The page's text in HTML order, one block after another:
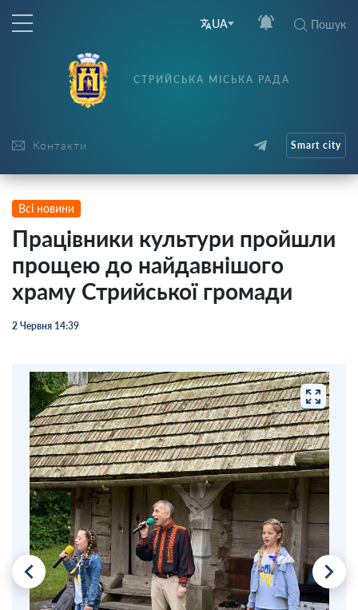
UA Пошук
Контакти
СТРИЙСЬКА МІСЬКА РАДА
Smart city
Всі новини
Працівники культури пройшли
прощею до найдавнішого
храму Стрийської громади
2 Червня 14:39